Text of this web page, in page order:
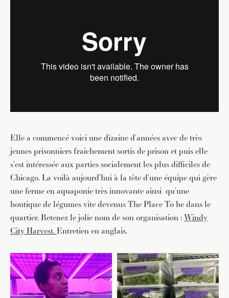
Elle a commencé voici une dizaine d’années avec de très
jeunes prisonniers fraichement sortis de prison et puis elle
s’est intéressée aux parties socialement les plus difficiles de
Chicago. La voilà aujourd’hui à la tête d’une équipe qui gère
une ferme en aquaponie très innovante ainsi qu’une
boutique de légumes vite devenus The Place To be dans le
quartier. Retenez le jolie nom de son organisation :Windy
City Harvest.Entretien en anglais.